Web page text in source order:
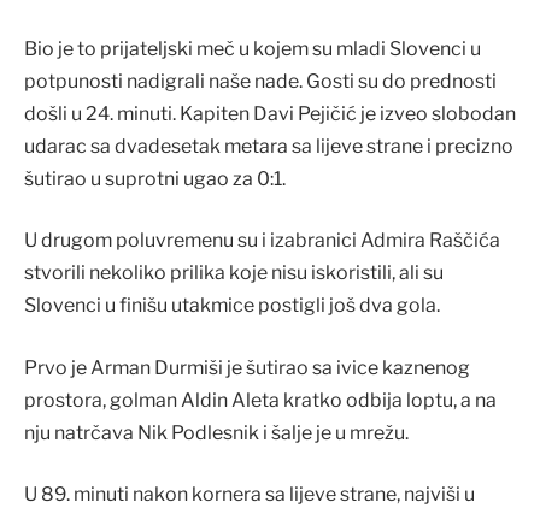
Bio je to prijateljski meč u kojem su mladi Slovenci u
potpunosti nadigrali naše nade. Gosti su do prednosti
došli u 24. minuti. Kapiten Davi Pejičić je izveo slobodan
udarac sa dvadesetak metara sa lijeve strane i precizno
šutirao u suprotni ugao za 0:1.
U drugom poluvremenu su i izabranici Admira Raščića
stvorili nekoliko prilika koje nisu iskoristili, ali su
Slovenci u finišu utakmice postigli još dva gola.
Prvo je Arman Durmiši je šutirao sa ivice kaznenog
prostora, golman Aldin Aleta kratko odbija loptu, a na
nju natrčava Nik Podlesnik i šalje je u mrežu.
U 89. minuti nakon kornera sa lijeve strane, najviši u